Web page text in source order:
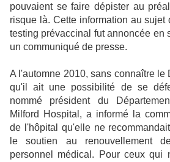
pouvaient se faire dépister au
risque là. Cette information au
testing prévaccinal fut annoncée en
un communiqué de presse.
A l'automne 2010, sans connaître le
qu'il ait une possibilité de se
nommé président du
Milford Hospital, a informé la
de l'hôpital qu'elle ne
le soutien au renouvellement
personnel médical. Pour ceux qui